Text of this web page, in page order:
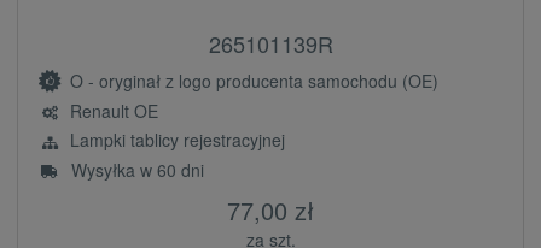
265101139R
O - oryginał z logo producenta samochodu (OE)
Renault OE
Lampki tablicy rejestracyjnej
Wysyłka w 60 dni
77,00 zł
za szt.